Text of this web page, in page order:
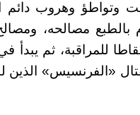
وتواطؤ وهروب
مصالحه،
للمراقبة، ثم يبدأ
«الفرنسيس» الذين